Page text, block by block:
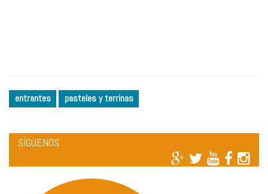
entrantes pasteles y terrinas
SÍGUENOS